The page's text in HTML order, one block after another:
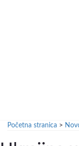
Početna stranica >